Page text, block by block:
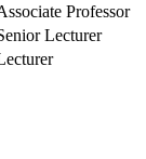
Professor
Lecturer